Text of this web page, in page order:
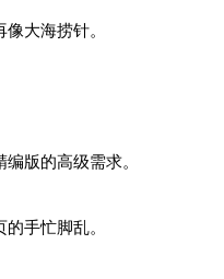
大海捞针。
版的高级需求。
手忙脚乱。